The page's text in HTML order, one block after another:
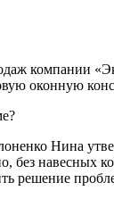
компании
оконную
Нина
без навесных
решение